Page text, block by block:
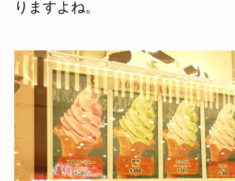
りますよね。